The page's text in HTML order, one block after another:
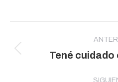
entre
publicaciones
Tené cuidado